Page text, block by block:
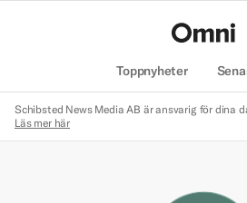
Toppnyheter
Schibsted News Media AB är ansvarig för dina
Läs mer här